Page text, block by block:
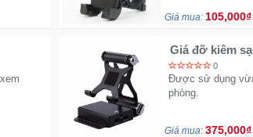
Giá mua: 105,000₫
0
Được sử dụng
phòng.
Giá mua: 375,000₫